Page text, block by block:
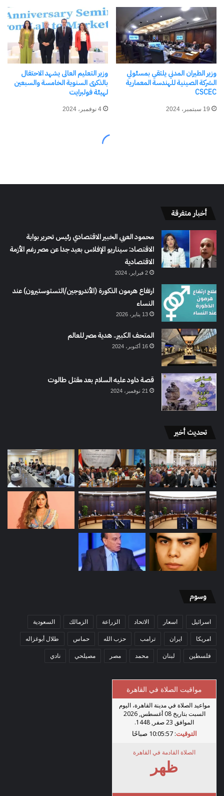
أخبار متفرقة
محمود العربي الخبير الاقتصادي رئيس تحرير بوابة
الاقتصاد: سيناريو الإفلاس بعيد جدا عن مصر رغم الأزمة
الاقتصادية
2 فبراير، 2024
ارتفاع هرمون الذكورة (الأندروجين/التستوستيرون) عند
النساء
13 يناير، 2026
المتحف الكبير.. هدية مصر للعالم
16 أكتوبر، 2024
قصة داود عليه السلام بعد مقتل طالوت
21 نوفمبر، 2024
تحديث أخير
وسوم
اسرائيل اسعار الاتحاد الزراعة الزمالك السعودية
امريكا ايران ترامب حزب الله حماس طلال أبوغزاله
فلسطين لبنان محمد مصر مصيلحي نادي